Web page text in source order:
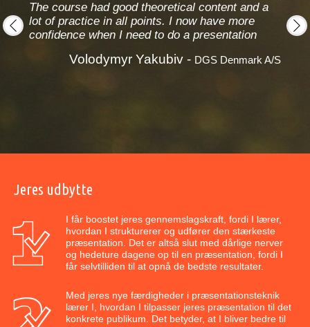
The course had good theoretical content and a
lot of practice in all points. I now have more
confidence when I need to do a presentation
Volodymyr Yakubiv - DGS Denmark A/S
Jeres udbytte
I får boostet jeres gennemslagskraft, fordi I lærer,
hvordan I strukturerer og udfører den stærkeste
præsentation. Det er altså slut med dårlige nerver
og hedeture dagene op til en præsentation, fordi I
får selvtilliden til at opnå de bedste resultater.
Med jeres nye færdigheder i præsentationsteknik
lærer I, hvordan I tilpasser jeres præsentation til det
konkrete publikum. Det betyder, at I bliver bedre til